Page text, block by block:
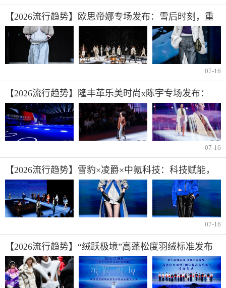
【2026流行趋势】欧思帝娜专场发布：雪后时刻，重
构冬日松弛美学
07-16
【2026流行趋势】隆丰革乐美时尚x陈宇专场发布：
「时间折叠」重塑材料美学
07-16
【2026流行趋势】雪豹×凌爵×中氪科技：科技赋能，
革新未来
07-16
【2026流行趋势】“绒跃极境”高蓬松度羽绒标准发布
暨高定联名大秀